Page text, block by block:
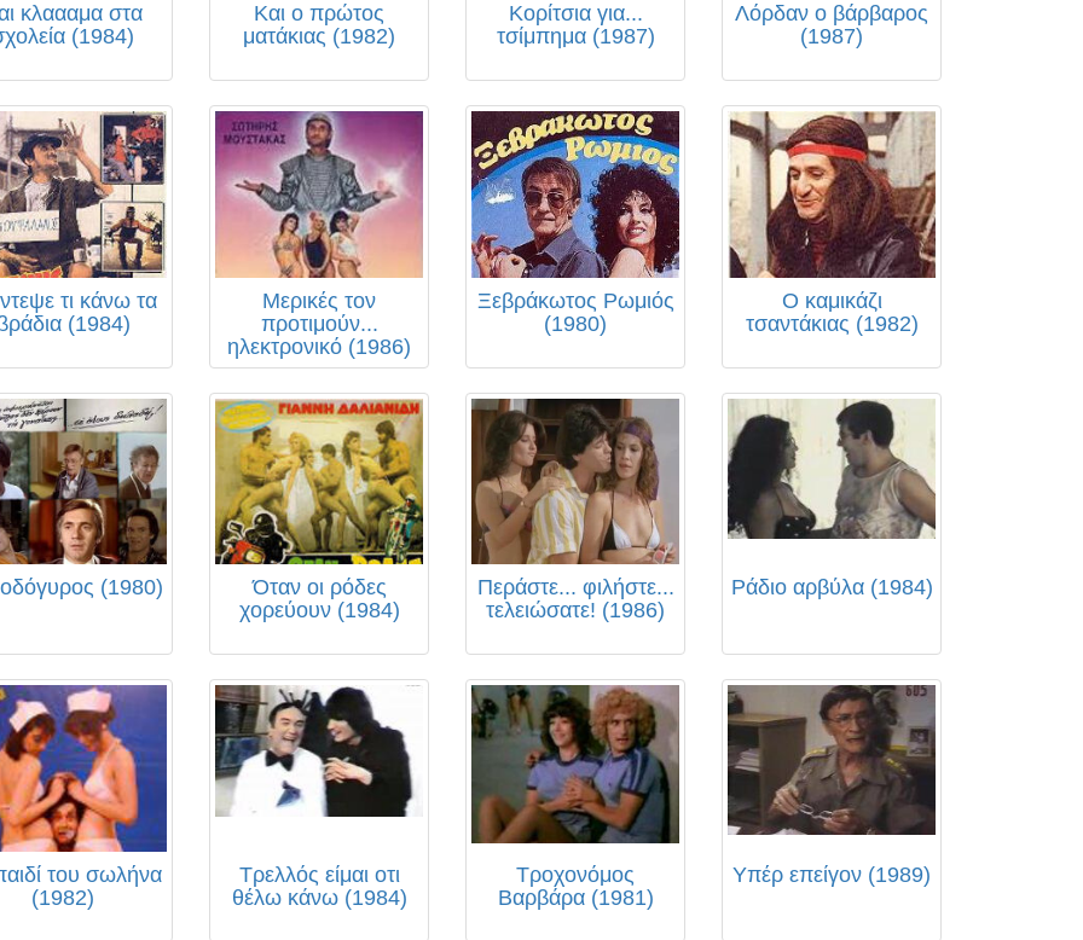
κλαααμα στα
(1984)
Και ο πρώτος
ματάκιας (1982)
Κορίτσια για...
τσίμπημα (1987)
Λόρδαν ο βάρβαρος
(1987)
τι κάνω τα
(1984)
Μερικές τον
προτιμούν...
ηλεκτρονικό (1986)
Ξεβράκωτος Ρωμιός
(1980)
Ο καμικάζι
τσαντάκιας (1982)
(1980)
Όταν οι ρόδες
χορεύουν (1984)
Περάστε... φιλήστε...
τελειώσατε! (1986)
Ράδιο αρβύλα (1984)
του σωλήνα
(1982)
Τρελλός είμαι οτι
θέλω κάνω (1984)
Τροχονόμος
Βαρβάρα (1981)
Υπέρ επείγον (1989)